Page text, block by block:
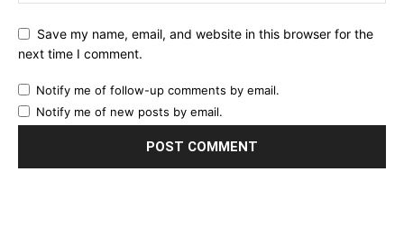
Save my name, email, and website in this browser for the
next time I comment.
Notify me of follow-up comments by email.
Notify me of new posts by email.